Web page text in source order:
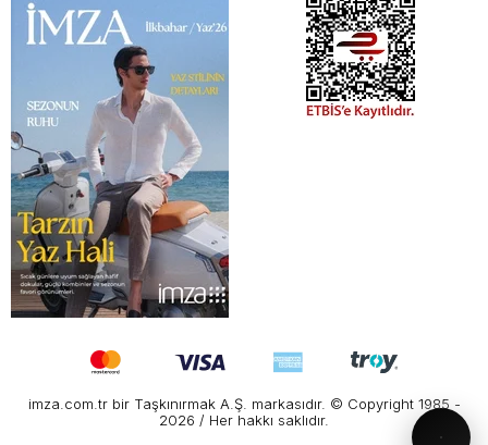
imza.com.tr bir Taşkınırmak A.Ş. markasıdır. © Copyright 1985 -
2026 / Her hakkı saklıdır.